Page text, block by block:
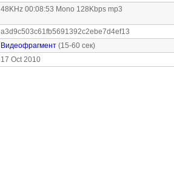
48KHz 00:08:53 Mono 128Kbps mp3
a3d9c503c61fb5691392c2ebe7d4ef13
Видеофрагмент (15-60 сек)
17 Oct 2010